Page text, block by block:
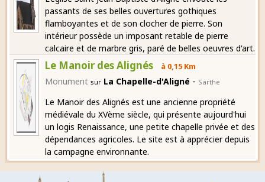
passants de ses belles ouvertures gothiques
flamboyantes et de son clocher de pierre. Son
intérieur possède un imposant retable de pierre
calcaire et de marbre gris, paré de belles oeuvres d'art.
Le Manoir des Alignés à 0,15 Km
Monument sur La Chapelle-d'Aligné - Sarthe
Le Manoir des Alignés est une ancienne propriété
médiévale du XVème siècle, qui présente aujourd'hui
un logis Renaissance, une petite chapelle privée et des
dépendances agricoles. Le site est à apprécier depuis
la campagne environnante.